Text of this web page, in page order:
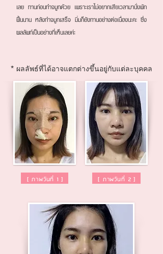
เลย ทานก่อนทำจมูกด้วย เพราะเราไม่อยากเสียเวลามานั่งพัก
ฟื้นนาน หลังทำจมูกเสร็จ มิ่มก็ยังทานอย่างต่อเนื่องนะคะ ซึ่ง
ผลลัพท์เป็นอย่างที่เห็นเลยค่ะ
* ผลลัพธ์ที่ได้อาจแตกต่างขึ้นอยู่กับแต่ละบุคคล
[ภาพวันที่ 1 ] [ ภาพวันที่ 2]